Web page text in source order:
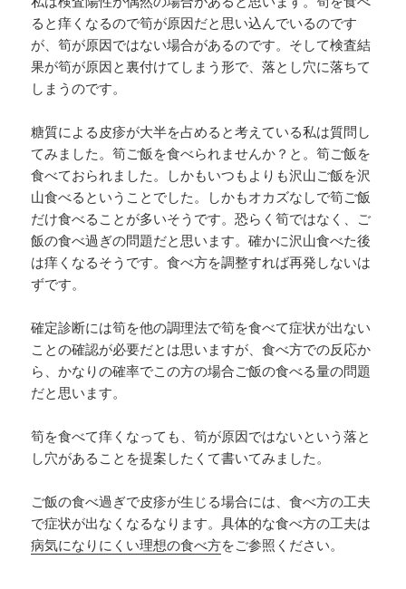
ると痒くなるので筍が原因だと思い込んでいるのです
が、筍が原因ではない場合があるのです。そして検査結
果が筍が原因と裏付けてしまう形で、落とし穴に落ちて
しまうのです。
糖質による皮疹が大半を占めると考えている私は質問し
てみました。筍ご飯を食べられませんか？と。筍ご飯を
食べておられました。しかもいつもよりも沢山ご飯を沢
山食べるということでした。しかもオカズなしで筍ご飯
だけ食べることが多いそうです。恐らく筍ではなく、ご
飯の食べ過ぎの問題だと思います。確かに沢山食べた後
は痒くなるそうです。食べ方を調整すれば再発しないは
ずです。
確定診断には筍を他の調理法で筍を食べて症状が出ない
ことの確認が必要だとは思いますが、食べ方での反応か
ら、かなりの確率でこの方の場合ご飯の食べる量の問題
だと思います。
筍を食べて痒くなっても、筍が原因ではないという落と
し穴があることを提案したくて書いてみました。
ご飯の食べ過ぎで皮疹が生じる場合には、食べ方の工夫
で症状が出なくなるなります。具体的な食べ方の工夫は
病気になりにくい理想の食べ方をご参照ください。